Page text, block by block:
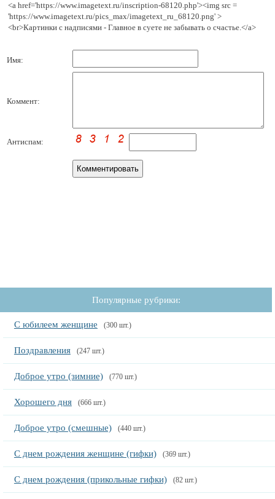
<a href='https://www.imagetext.ru/inscription-68120.php'><img src =
'https://www.imagetext.ru/pics_max/imagetext_ru_68120.png' >
<br>Картинки с надписями - Главное в суете не забывать о счастье.</a>
Имя:
Коммент:
Антиспам:
Популярные рубрики:
С юбилеем женщине (300 шт.)
Поздравления (247 шт.)
Доброе утро (зимние) (770 шт.)
Хорошего дня (666 шт.)
Доброе утро (смешные) (440 шт.)
С днем рождения женщине (гифки) (369 шт.)
С днем рождения (прикольные гифки) (82 шт.)